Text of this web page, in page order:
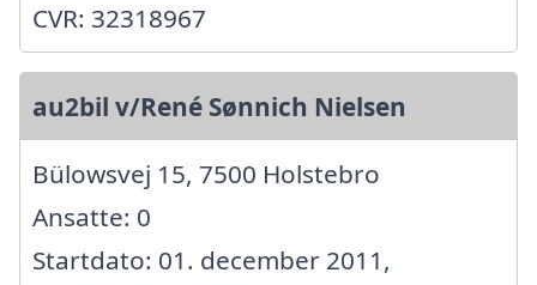
CVR: 32318967
au2bil v/René Sønnich Nielsen
Bülowsvej 15, 7500 Holstebro
Ansatte: 0
Startdato: 01. december 2011,